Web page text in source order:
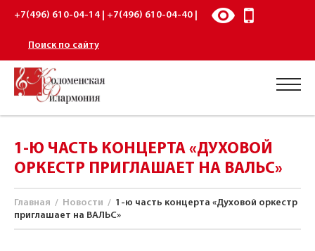
+7(496) 610-04-14 | +7(496) 610-04-40 |
Поиск по сайту
1-Ю ЧАСТЬ КОНЦЕРТА «ДУХОВОЙ
ОРКЕСТР ПРИГЛАШАЕТ НА ВАЛЬС»
Главная / Новости / 1-ю часть концерта «Духовой оркестр
приглашает на ВАЛЬС»